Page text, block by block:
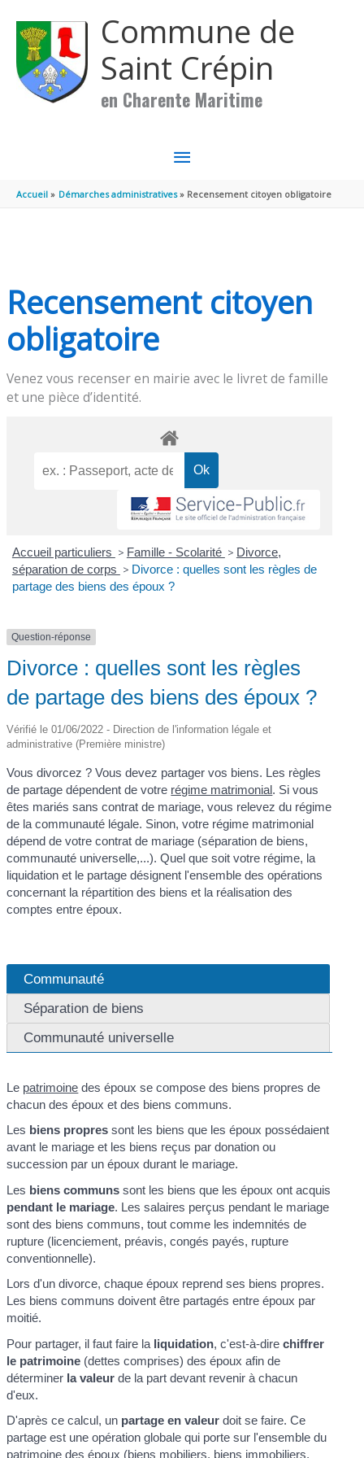
Commune de
Saint Crépin
en Charente Maritime
MENU
PRINCIPAL
Accueil Démarches administratives Recensement citoyen obligatoire
Recensement citoyen
obligatoire
Venez vous recenser en mairie avec le livret de famille
et une pièce d’identité.
Accueil particuliers > Famille - Scolarité > Divorce,
séparation de corps > Divorce : quelles sont les règles de
partage des biens des époux ?
Question-réponse
Divorce : quelles sont les règles
de partage des biens des époux ?
Vérifié le 01/06/2022 - Direction de l'information légale et
administrative (Première ministre)
Vous divorcez ? Vous devez partager vos biens. Les règles
de partage dépendent de votre régime matrimonial. Si vous
êtes mariés sans contrat de mariage, vous relevez du régime
de la communauté légale. Sinon, votre régime matrimonial
dépend de votre contrat de mariage (séparation de biens,
communauté universelle,...). Quel que soit votre régime, la
liquidation et le partage désignent l'ensemble des opérations
concernant la répartition des biens et la réalisation des
comptes entre époux.
Communauté
Séparation de biens
Communauté universelle
Le patrimoine des époux se compose des biens propres de
chacun des époux et des biens communs.
Les biens propres sont les biens que les époux possédaient
avant le mariage et les biens reçus par donation ou
succession par un époux durant le mariage.
Les biens communs sont les biens que les époux ont acquis
pendant le mariage. Les salaires perçus pendant le mariage
sont des biens communs, tout comme les indemnités de
rupture (licenciement, préavis, congés payés, rupture
conventionnelle).
Lors d'un divorce, chaque époux reprend ses biens propres.
Les biens communs doivent être partagés entre époux par
moitié.
Pour partager, il faut faire la liquidation, c'est-à-direchiffrer
le patrimoine (dettes comprises) des époux afin de
déterminer la valeur de la part devant revenir à chacun
d'eux.
D'après ce calcul, un partage en valeur doit se faire. Ce
partage est une opération globale qui porte sur l'ensemble du
patrimoine des époux (biens mobiliers, biens immobiliers,